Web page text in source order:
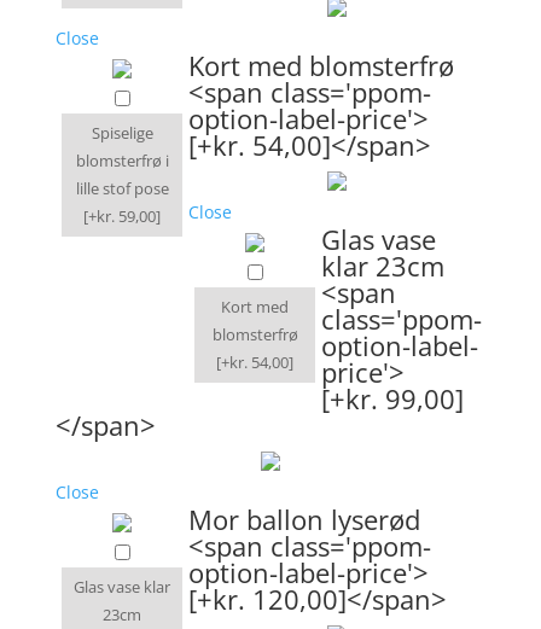
Close
Spiselige
blomsterfrø i
lille stof pose
[+kr. 59,00]
Kort med blomsterfrø
<span class='ppom-
option-label-price'>
[+kr. 54,00]</span>
Close
Kort med
blomsterfrø
[+kr. 54,00]
Glas vase
klar 23cm
<span
class='ppom-
option-label-
price'>
[+kr. 99,00]
</span>
Close
Glas vase klar
23cm
Mor ballon lyserød
<span class='ppom-
option-label-price'>
[+kr. 120,00]</span>